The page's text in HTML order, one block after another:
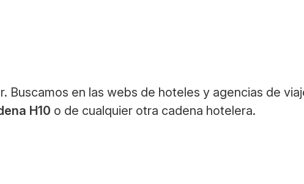
Buscamos en las webs de hoteles y agencias de
H10 o de cualquier otra cadena hotelera.